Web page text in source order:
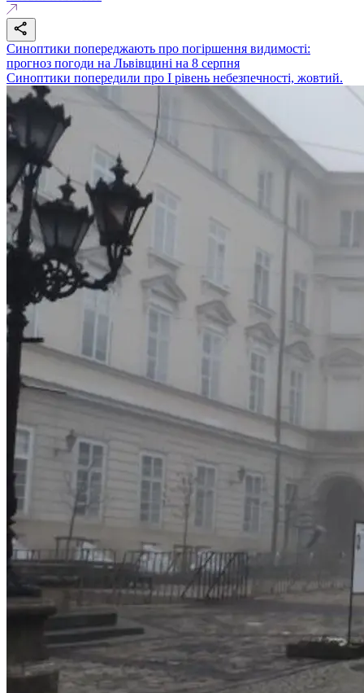
Синоптики попереджають про погіршення видимості:
прогноз погоди на Львівщині на 8 серпня
Синоптики попередили про І рівень небезпечності, жовтий.